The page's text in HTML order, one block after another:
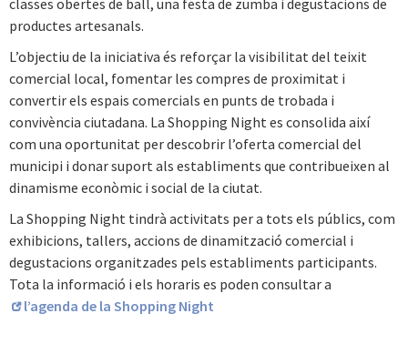
classes obertes de ball, una festa de zumba i degustacions de
productes artesanals.
L’objectiu de la iniciativa és reforçar la visibilitat del teixit
comercial local, fomentar les compres de proximitat i
convertir els espais comercials en punts de trobada i
convivència ciutadana. La Shopping Night es consolida així
com una oportunitat per descobrir l’oferta comercial del
municipi i donar suport als establiments que contribueixen al
dinamisme econòmic i social de la ciutat.
La Shopping Night tindrà activitats per a tots els públics, com
exhibicions, tallers, accions de dinamització comercial i
degustacions organitzades pels establiments participants.
Tota la informació i els horaris es poden consultar a
l’agenda de la Shopping Night